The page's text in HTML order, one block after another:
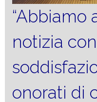
“Abbiamo
notizia
onorati di